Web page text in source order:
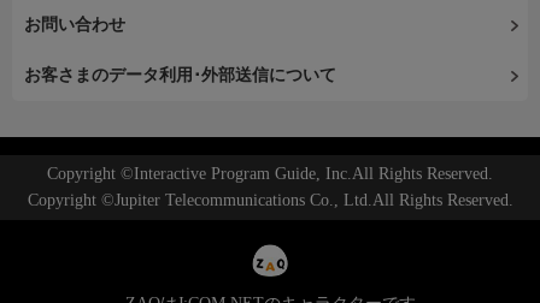
お問い合わせ
お客さまのデータ利用･外部送信について
Copyright ©Interactive Program Guide, Inc.All Rights Reserved.
Copyright ©Jupiter Telecommunications Co., Ltd.All Rights Reserved.